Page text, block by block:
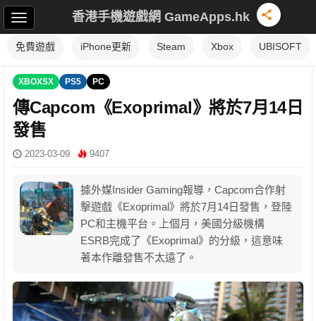
香港手機遊戲網 GameApps.hk
免費遊戲 iPhone更新 Steam Xbox UBISOFT
XBOXSX PS5 PC
傳Capcom《Exoprimal》將於7月14日
發售
2023-03-09 9407
據外媒Insider Gaming報導，Capcom合作射
擊遊戲《Exoprimal》將於7月14日發售，登陸
PC和主機平台。上個月，美國分級機構
ESRB完成了《Exoprimal》的分級，這意味
著本作離發售不太遠了。